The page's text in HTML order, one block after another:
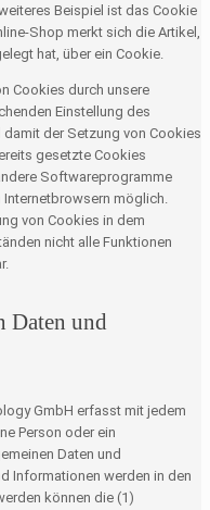
Beispiel ist das Cookie
Shop merkt sich die Artikel,
hat, über ein Cookie.
Cookies durch unsere
Einstellung des
der Setzung von Cookies
gesetzte Cookies
Softwareprogramme
möglich.
von Cookies in dem
nicht alle Funktionen
Daten und
GmbH erfasst mit jedem
Person oder ein
Daten und
Informationen werden in den
können die (1)